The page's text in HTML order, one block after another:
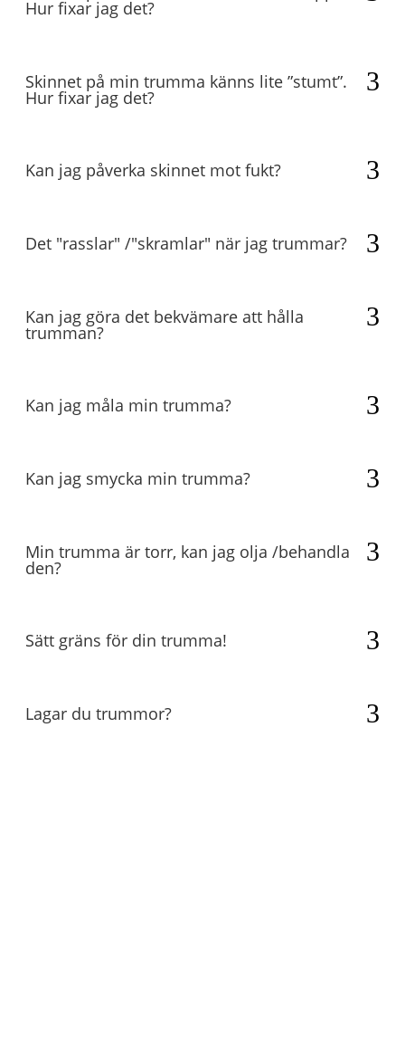
Hur fixar jag det?
Skinnet på min trumma känns lite ”stumt”.
Hur fixar jag det?
Kan jag påverka skinnet mot fukt?
Det "rasslar" /"skramlar" när jag trummar?
Kan jag göra det bekvämare att hålla
trumman?
Kan jag måla min trumma?
Kan jag smycka min trumma?
Min trumma är torr, kan jag olja /behandla
den?
Sätt gräns för din trumma!
Lagar du trummor?